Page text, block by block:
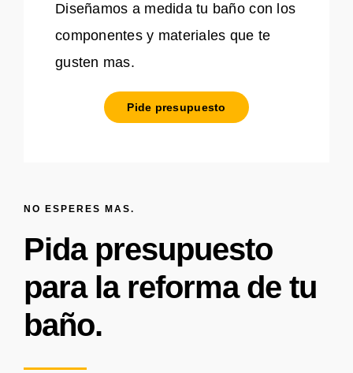
Diseñamos a medida tu baño con los
componentes y materiales que te
gusten mas.
Pide presupuesto
NO ESPERES MAS.
Pida presupuesto
para la reforma de tu
baño.